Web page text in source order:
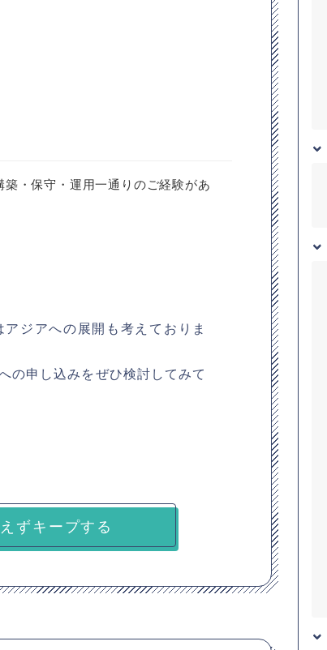
・保守・運用一通りのご経験があ
ジアへの展開も考えておりま
の申し込みをぜひ検討してみて
ずキープする